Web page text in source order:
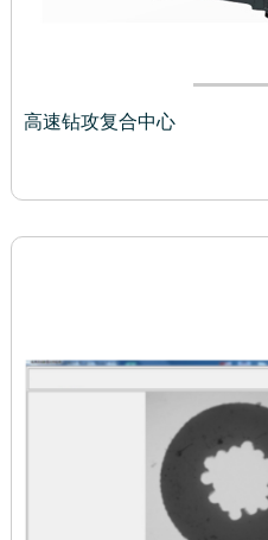
高速钻攻复合中心